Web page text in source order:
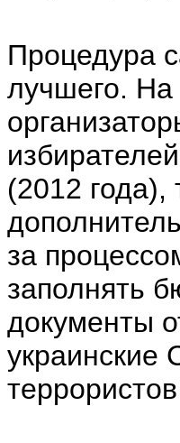
Процедура
лучшего. На
(2012 года),
за
заполнять
документы